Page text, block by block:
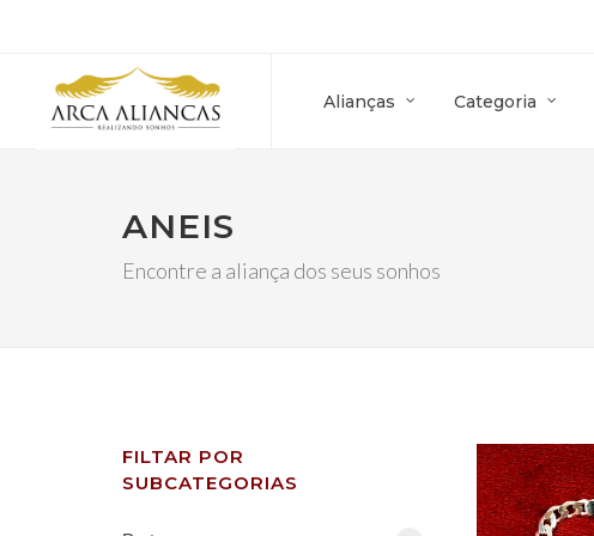
Alianças Categoria
ANEIS
Encontre a aliança dos seus sonhos
FILTAR POR
SUBCATEGORIAS